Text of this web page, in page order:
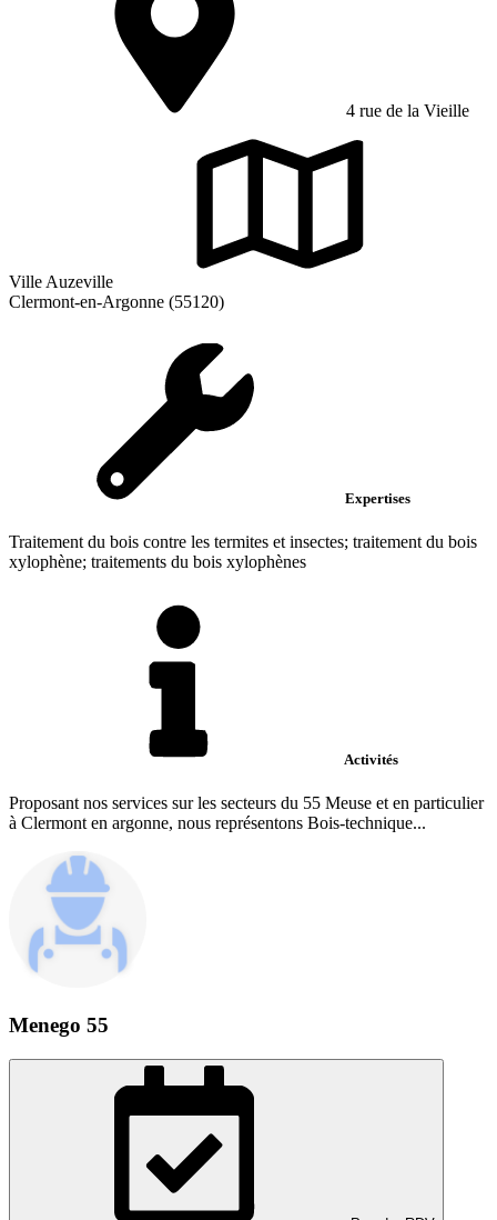
4 rue de la Vieille
Ville Auzeville
Clermont-en-Argonne (55120)
Expertises
Traitement du bois contre les termites et insectes; traitement du bois
xylophène; traitements du bois xylophènes
Activités
Proposant nos services sur les secteurs du 55 Meuse et en particulier
à Clermont en argonne, nous représentons Bois-technique...
Menego 55